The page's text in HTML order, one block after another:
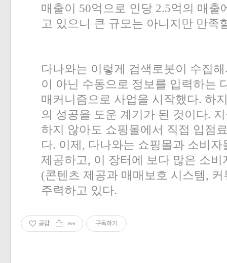
매출이 50억으로 인당 2.5억의 매출
고 있으니 큰 규모는 아니지만 만족
다나와는 이렇게 검색로봇이 수집
이 아닌 수동으로 정보를 입력하는
매커니즘으로 사업을 시작했다. 하
의 성공을 도운 계기가 된 것이다.
하지 않아도 쇼핑몰에서 직접 입점
다. 이제, 다나와는 쇼핑몰과 소비
제공하고, 이 장터에 보다 많은 소
(콘텐츠 제공과 매매보호 시스템, 커
주력하고 있다.
공감 구독하기